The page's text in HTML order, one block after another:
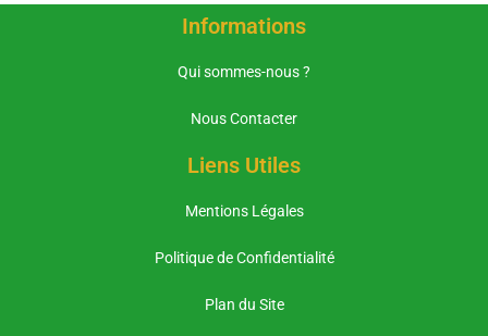
Informations
Qui sommes-nous ?
Nous Contacter
Liens Utiles
Mentions Légales
Politique de Confidentialité
Plan du Site